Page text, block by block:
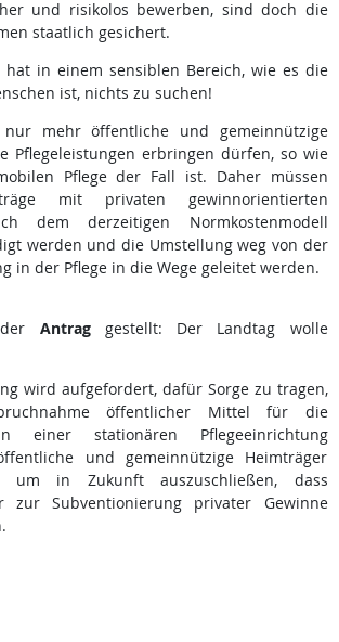
und risikolos bewerben, sind doch die
staatlich gesichert.
hat in einem sensiblen Bereich, wie es die
ist, nichts zu suchen!
mehr öffentliche und gemeinnützige
Pflegeleistungen erbringen dürfen, so wie
Pflege der Fall ist. Daher müssen
mit privaten gewinnorientierten
dem derzeitigen Normkostenmodell
werden und die Umstellung weg von der
in der Pflege in die Wege geleitet werden.
Antrag gestellt: Der Landtag wolle
wird aufgefordert, dafür Sorge zu tragen,
öffentlicher Mittel für die
einer stationären Pflegeeinrichtung
und gemeinnützige Heimträger
um in Zukunft auszuschließen, dass
zur Subventionierung privater Gewinne